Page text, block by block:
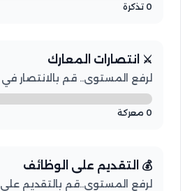
0 تذكرة
⚔️ انتصارات المعارك
لرفع المستوى.. قم بالانتصار في 3 معركة
0 معركة
💰 التقديم على الوظائف
لرفع المستوى..قم بالتقديم على 3 وظيفة